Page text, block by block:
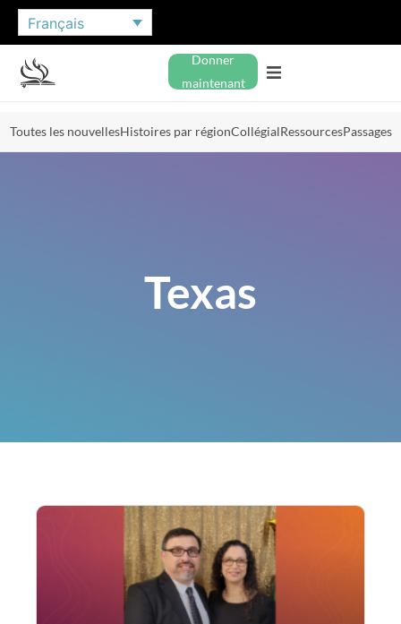
Français
Donner
maintenant
Toutes les nouvellesHistoires par régionCollégialRessourcesPassages
Texas